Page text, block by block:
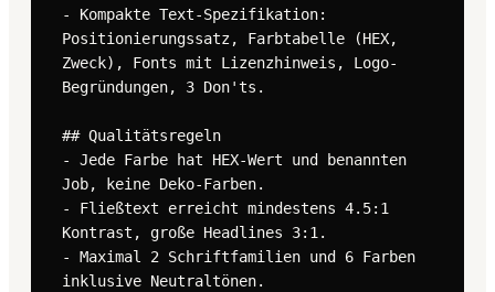
- Kompakte Text-Spezifikation:
Positionierungssatz, Farbtabelle (HEX,
Zweck), Fonts mit Lizenzhinweis, Logo-
Begründungen, 3 Don'ts.
## Qualitätsregeln
- Jede Farbe hat HEX-Wert und benannten
Job, keine Deko-Farben.
- Fließtext erreicht mindestens 4.5:1
Kontrast, große Headlines 3:1.
- Maximal 2 Schriftfamilien und 6 Farben
inklusive Neutraltönen.